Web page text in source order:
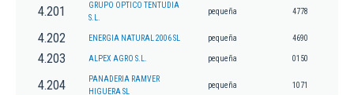
4.201
GRUPO OPTICO TENTUDIA
S.L.
pequeña 4778
4.202 ENERGIA NATURAL 2006 SL pequeña 4690
4.203 ALPEX AGRO S.L. pequeña 0150
4.204
PANADERIA RAMVER
HIGUERA SL
pequeña 1071